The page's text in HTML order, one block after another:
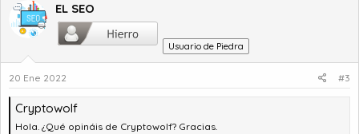
EL SEO
Usuario de Piedra
20 Ene 2022 #3
Cryptowolf
Hola. ¿Qué opináis de Cryptowolf? Gracias.